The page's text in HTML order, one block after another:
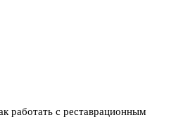
работать с реставрационным